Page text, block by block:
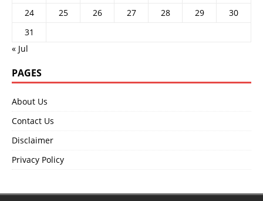
24
25 26 27 28 29
30
31
« Jul
PAGES
About Us
Contact Us
Disclaimer
Privacy Policy